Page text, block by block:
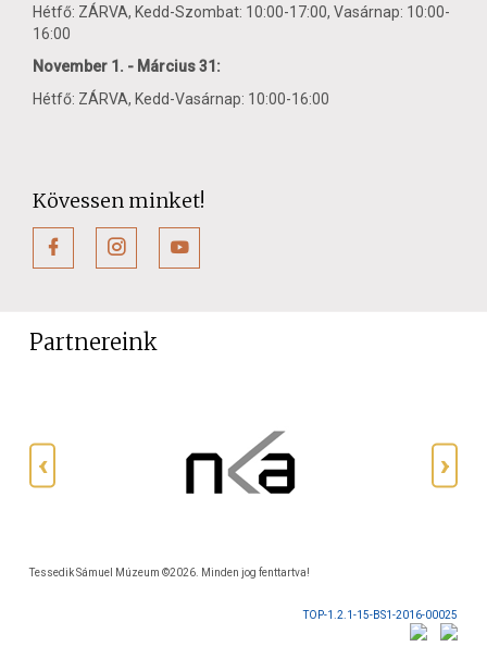
Hétfő: ZÁRVA, Kedd-Szombat: 10:00-17:00, Vasárnap: 10:00-
16:00
November 1. - Március 31:
Hétfő: ZÁRVA, Kedd-Vasárnap: 10:00-16:00
Kövessen minket!
Partnereink
Tessedik Sámuel Múzeum ©2026. Minden jog fenttartva!
TOP-1.2.1-15-BS1-2016-00025